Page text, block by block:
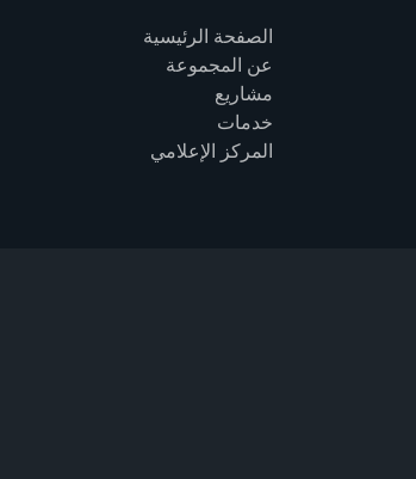
الصفحة الرئيسية
عن المجموعة
مشاريع
خدمات
المركز الإعلامي